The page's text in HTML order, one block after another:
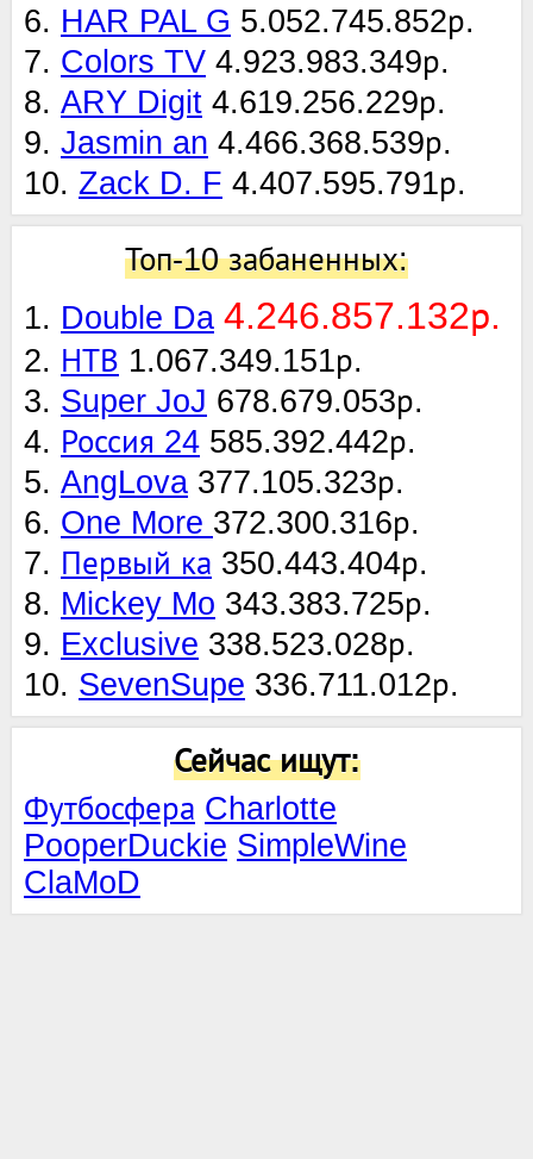
6. HAR PAL G 5.052.745.852р.
7. Colors TV 4.923.983.349р.
8. ARY Digit 4.619.256.229р.
9. Jasmin an 4.466.368.539р.
10. Zack D. F 4.407.595.791р.
Топ-10 забаненных:
1. Double Da 4.246.857.132р.
2. НТВ 1.067.349.151р.
3. Super JoJ 678.679.053р.
4. Россия 24 585.392.442р.
5. AngLova 377.105.323р.
6. One More 372.300.316р.
7. Первый ка 350.443.404р.
8. Mickey Mo 343.383.725р.
9. Exclusive 338.523.028р.
10. SevenSupe 336.711.012р.
Сейчас ищут:
Футбосфера Charlotte
PooperDuckie SimpleWine
ClaMoD